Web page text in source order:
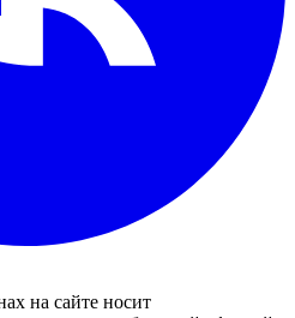
на сайте носит